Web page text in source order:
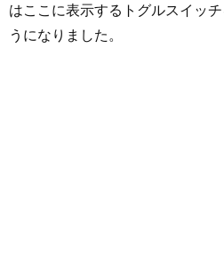
はここに表示するトグルスイッ
うになりました。